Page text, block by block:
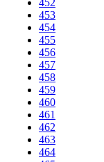
452
453
454
455
456
457
458
459
460
461
462
463
464